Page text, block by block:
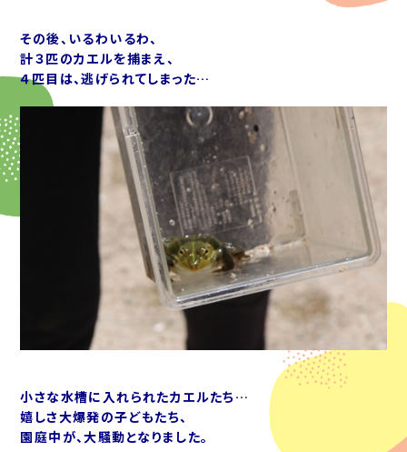
その後、いるわいるわ、
計３匹のカエルを捕まえ、
４匹目は、逃げられてしまった…
小さな水槽に入れられたカエルたち…
嬉しさ大爆発の子どもたち、
園庭中が、大騒動となりました。